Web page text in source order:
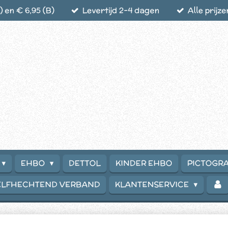
en € 6,95 (B) Levertijd 2-4 dagen Alle
EHBO DETTOL KINDER EHBO
VERBAND KLANTENSERVICE